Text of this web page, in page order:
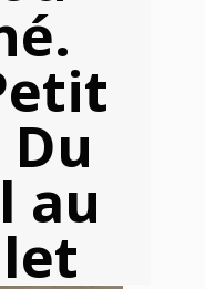
au
nous communiquer
Newsletter. En
tiers.